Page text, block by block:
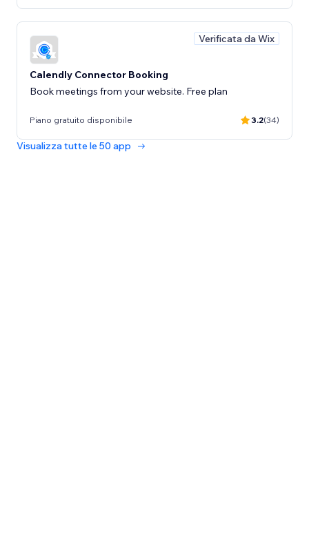
Verificata da Wix
Calendly Connector Booking
Book meetings from your website. Free plan
Piano gratuito disponibile 3.2(34)
Visualizza tutte le 50 app